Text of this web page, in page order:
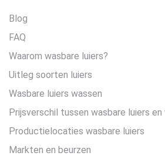
Blog
FAQ
Waarom wasbare luiers?
Uitleg soorten luiers
Wasbare luiers wassen
Prijsverschil tussen wasbare luiers
Productielocaties wasbare luiers
Markten en beurzen